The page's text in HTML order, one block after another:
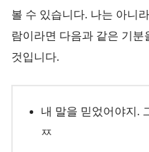
볼 수 있습니다. 나는 아니
람이라면 다음과 같은 기분
것입니다.
내 말을 믿었어야지.
ㅉ